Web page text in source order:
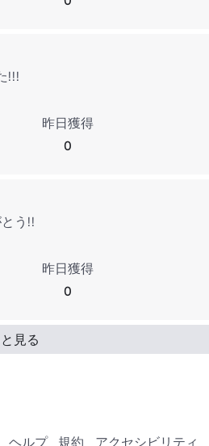
!!!
昨日獲得
0
う!!
昨日獲得
0
見る
ヘルプ 規約 アクセシビリティ